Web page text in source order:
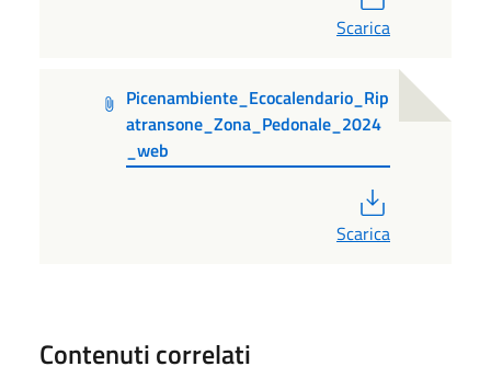
Scarica
Picenambiente_Ecocalendario_Rip
atransone_Zona_Pedonale_2024
_web
Scarica
Contenuti correlati